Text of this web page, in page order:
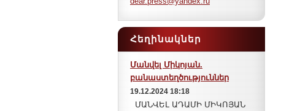
Հեղինակներ
Մանվել Միկոյան.
բանաստեղծություններ
19.12.2024 18:18
ՄԱՆՎԵԼ ԱԴԱՄԻ ՄԻԿՈՅԱՆ